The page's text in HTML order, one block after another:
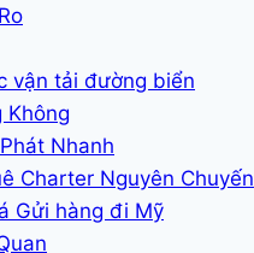
vận tải đường biển
Không
Nhanh
Charter Nguyên Chuyến
Gửi hàng đi Mỹ